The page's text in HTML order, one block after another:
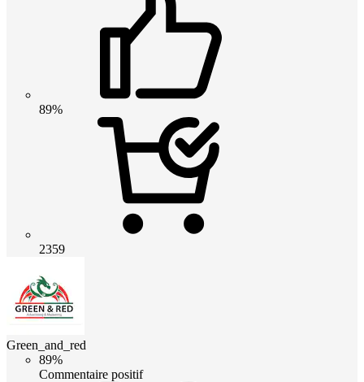
89%
2359
Green_and_red
89%
Commentaire positif